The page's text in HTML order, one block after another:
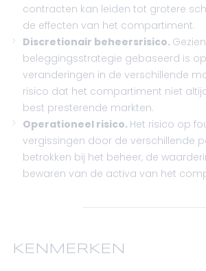
contracten kan leiden tot grotere
de effecten van het compartiment.
Discretionair beheersrisico.
beleggingsstrategie gebaseerd is
veranderingen in de verschillende
risico dat het compartiment niet
best presterende markten.
Operationeel risico. Het risico op
vergissingen door de verschillende
betrokken bij het beheer, de
bewaren van de activa van het
KENMERKEN